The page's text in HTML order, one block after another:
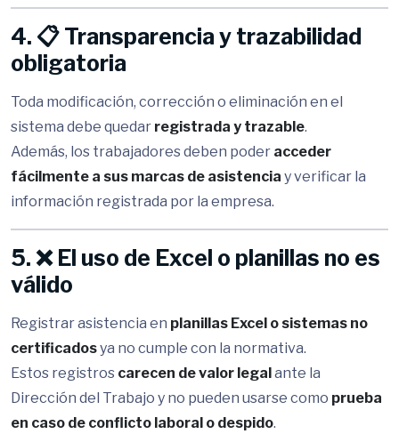
4. 📋 Transparencia y trazabilidad
obligatoria
Toda modificación, corrección o eliminación en el
sistema debe quedar registrada y trazable.
Además, los trabajadores deben poder acceder
fácilmente a sus marcas de asistencia y verificar la
información registrada por la empresa.
5. ❌ El uso de Excel o planillas no es
válido
Registrar asistencia en planillas Excel o sistemas no
certificadosya no cumple con la normativa.
Estos registros carecen de valor legalante la
Dirección del Trabajo y no pueden usarse como prueba
en caso de conflicto laboral o despido.